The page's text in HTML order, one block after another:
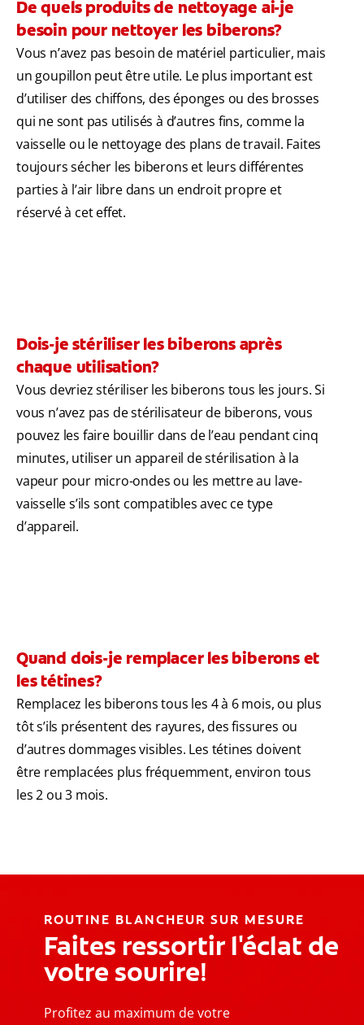
De quels produits de nettoyage ai-je
besoin pour nettoyer les biberons?
Vous n’avez pas besoin de matériel particulier, mais
un goupillon peut être utile. Le plus important est
d’utiliser des chiffons, des éponges ou des brosses
qui ne sont pas utilisés à d’autres fins, comme la
vaisselle ou le nettoyage des plans de travail. Faites
toujours sécher les biberons et leurs différentes
parties à l’air libre dans un endroit propre et
réservé à cet effet.
Dois-je stériliser les biberons après
chaque utilisation?
Vous devriez stériliser les biberons tous les jours. Si
vous n’avez pas de stérilisateur de biberons, vous
pouvez les faire bouillir dans de l’eau pendant cinq
minutes, utiliser un appareil de stérilisation à la
vapeur pour micro-ondes ou les mettre au lave-
vaisselle s’ils sont compatibles avec ce type
d’appareil.
Quand dois-je remplacer les biberons et
les tétines?
Remplacez les biberons tous les 4 à 6 mois, ou plus
tôt s’ils présentent des rayures, des fissures ou
d’autres dommages visibles. Les tétines doivent
être remplacées plus fréquemment, environ tous
les 2 ou 3 mois.
ROUTINE BLANCHEUR SUR MESURE
Faites ressortir l'éclat de
votre sourire!
Profitez au maximum de votre